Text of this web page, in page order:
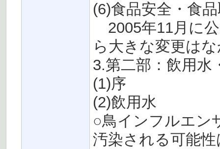
(6)食品安全・食
2005年11月に
ら大きな変更は
3.第二部：飲用水
(1)序
(2)飲用水
○鳥インフルエン
汚染される可能